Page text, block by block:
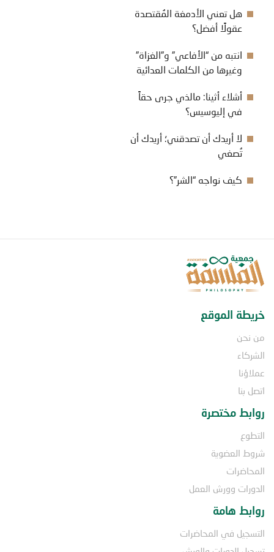
هل تعني الأدمغة المُقتصدة
عقولًا أفضل؟
انتبه من “الأفاعي” و”الغزاة”
وغيرها من الكلمات العدائية
أشلاء أثينا: مالذي جرى حقاً
في إليوسيس؟
لا أريدك أن تصدقني؛ أريدك أن
تُصغي
كيف نواجه “الشر”؟
خريطة الموقع
من نحن
الشركاء
عملاؤنا
اتصل بنا
روابط مختصرة
التطوع
شروط العضوية
المحاضرات
الدورات وورش العمل
روابط هامة
التسجيل في المحاضرات